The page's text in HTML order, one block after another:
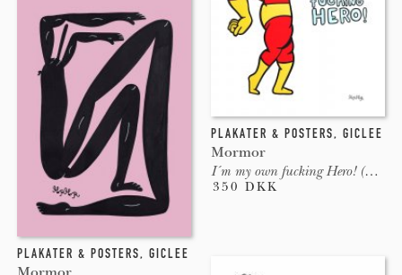
PLAKATER & POSTERS, GICLEE
Mormor
I´m my own fucking Hero! (White)
350 DKK
PLAKATER & POSTERS, GICLEE